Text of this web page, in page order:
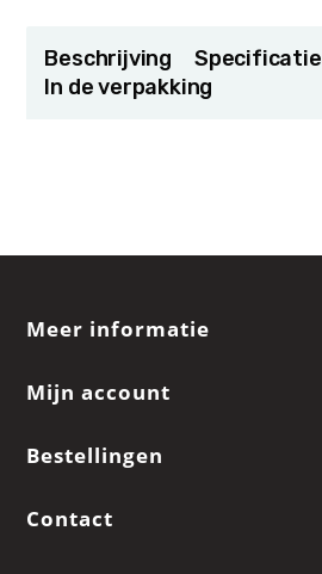
Beschrijving
Specificatie
In de verpakking
Meer informatie
Mijn account
Bestellingen
Contact